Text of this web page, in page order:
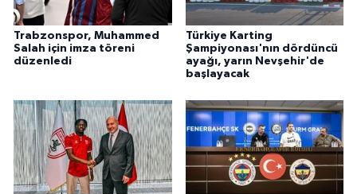
Trabzonspor, Muhammed
Salah için imza töreni
düzenledi
Türkiye Karting
Şampiyonası'nın dördüncü
ayağı, yarın Nevşehir'de
başlayacak